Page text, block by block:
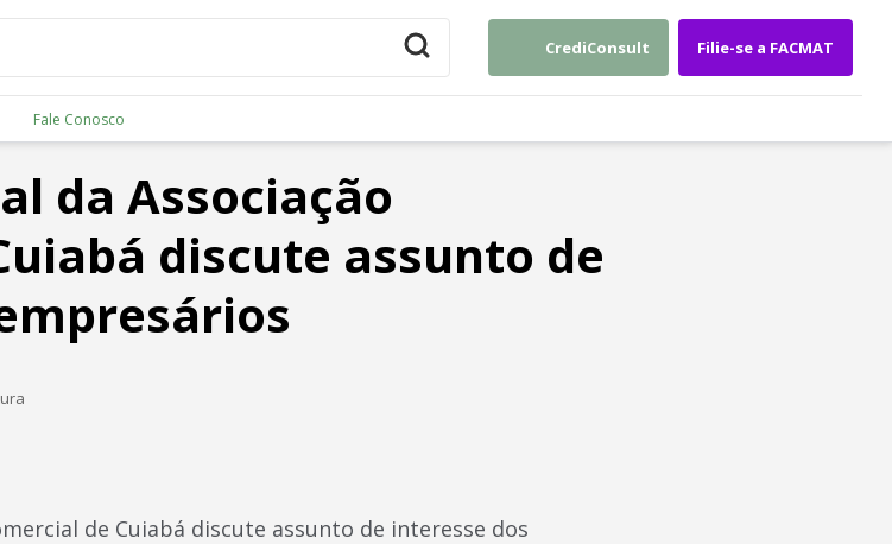
CrediConsult Filie-se a FACMAT
Fale Conosco
da Associação
discute assunto de
de Cuiabá discute assunto de interesse dos